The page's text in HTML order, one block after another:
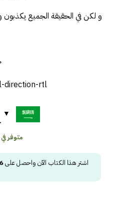
و لكن في الحقيقة الجميع
rtl">
متوفر
اشتر هذا الكتاب الآن واحصل على6